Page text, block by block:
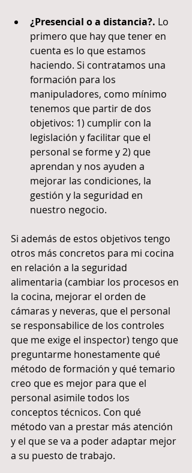
¿Presencial o a distancia?. Lo
primero que hay que tener en
cuenta es lo que estamos
haciendo. Si contratamos una
formación para los
manipuladores, como mínimo
tenemos que partir de dos
objetivos: 1) cumplir con la
legislación y facilitar que el
personal se forme y 2) que
aprendan y nos ayuden a
mejorar las condiciones, la
gestión y la seguridad en
nuestro negocio.
Si además de estos objetivos tengo
otros más concretos para mi cocina
en relación a la seguridad
alimentaria (cambiar los procesos en
la cocina, mejorar el orden de
cámaras y neveras, que el personal
se responsabilice de los controles
que me exige el inspector) tengo que
preguntarme honestamente qué
método de formación y qué temario
creo que es mejor para que el
personal asimile todos los
conceptos técnicos. Con qué
método van a prestar más atención
y el que se va a poder adaptar mejor
a su puesto de trabajo.